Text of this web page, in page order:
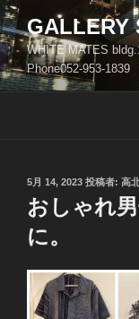
コ
ン
テ
ン
ツ
GALLERY
WHITE MATES
Phone052-953-1839
投
稿
日:
5月 14, 2023 投稿者: 高
おしゃれ
に。